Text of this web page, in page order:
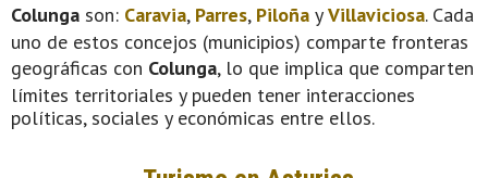
Colunga son: Caravia, Parres, Piloña yVillaviciosa. Cada
uno de estos concejos (municipios) comparte fronteras
geográficas con Colunga, lo que implica que comparten
límites territoriales y pueden tener interacciones
políticas, sociales y económicas entre ellos.